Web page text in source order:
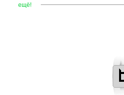
ещё! ——————————